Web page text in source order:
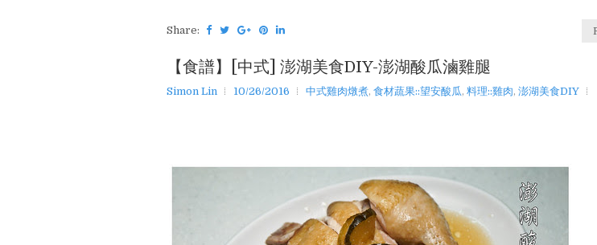
Share:
【食譜】[中式] 澎湖美食DIY-澎湖酸瓜滷雞腿
Simon Lin 10/26/2016 中式雞肉燉煮, 食材蔬果::望安酸瓜, 料理::雞肉, 澎湖美食DIY